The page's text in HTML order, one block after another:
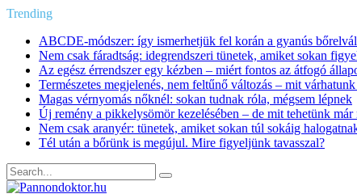
Trending
ABCDE‑módszer: így ismerhetjük fel korán a gyanús
Nem csak fáradtság: idegrendszeri tünetek, amiket sokan
Az egész érrendszer egy kézben – miért fontos az átfogó
Természetes megjelenés, nem feltűnő változás – mit
Magas vérnyomás nőknél: sokan tudnak róla, mégsem lépnek
Új remény a pikkelysömör kezelésében – de mit tehetünk már
Nem csak aranyér: tünetek, amiket sokan túl sokáig
Tél után a bőrünk is megújul. Mire figyeljünk tavasszal?